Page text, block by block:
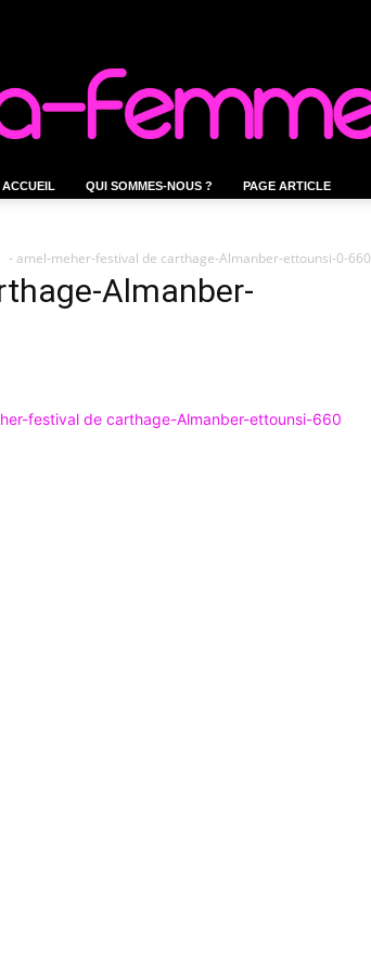
ACCUEIL QUI SOMMES-NOUS ? PAGE ARTICLE
- amel-meher-festival de carthage-Almanber-ettounsi-0-660
Almanber-